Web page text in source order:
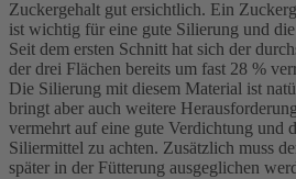
Zuckergehalt gut ersichtlich. Ein
ist wichtig für eine gute Silierung und
Seit dem ersten Schnitt hat sich der
der drei Flächen bereits um fast 28 %
Die Silierung mit diesem Material ist
bringt aber auch weitere
vermehrt auf eine gute Verdichtung
Siliermittel zu achten. Zusätzlich muss
später in der Fütterung ausgeglichen